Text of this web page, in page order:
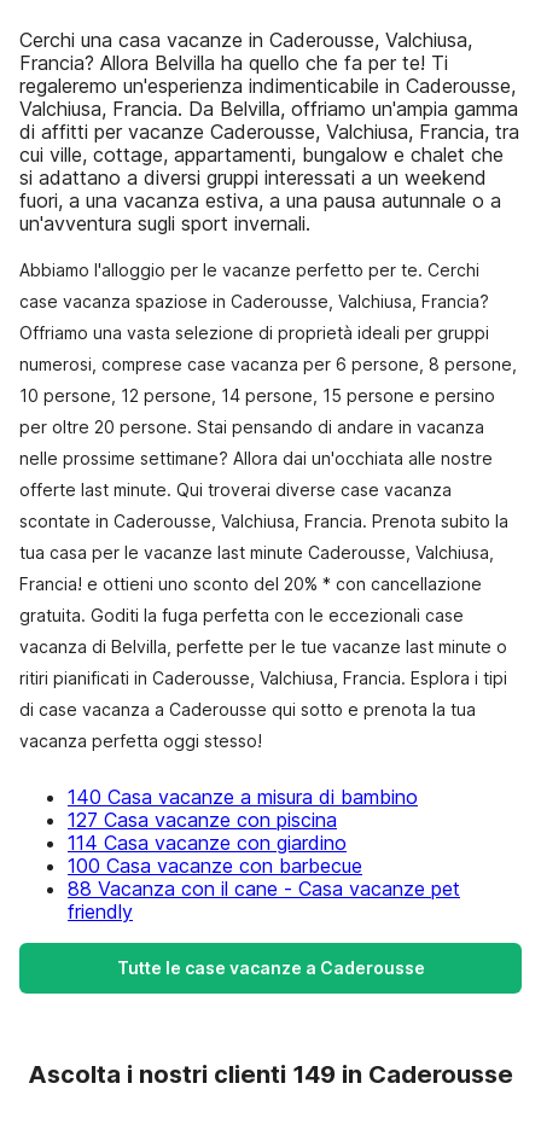
Cerchi una casa vacanze in Caderousse, Valchiusa,
Francia? Allora Belvilla ha quello che fa per te! Ti
regaleremo un'esperienza indimenticabile in Caderousse,
Valchiusa, Francia. Da Belvilla, offriamo un'ampia gamma
di affitti per vacanze Caderousse, Valchiusa, Francia, tra
cui ville, cottage, appartamenti, bungalow e chalet che
si adattano a diversi gruppi interessati a un weekend
fuori, a una vacanza estiva, a una pausa autunnale o a
un'avventura sugli sport invernali.
Abbiamo l'alloggio per le vacanze perfetto per te. Cerchi
case vacanza spaziose in Caderousse, Valchiusa, Francia?
Offriamo una vasta selezione di proprietà ideali per gruppi
numerosi, comprese case vacanza per 6 persone, 8 persone,
10 persone, 12 persone, 14 persone, 15 persone e persino
per oltre 20 persone. Stai pensando di andare in vacanza
nelle prossime settimane? Allora dai un'occhiata alle nostre
offerte last minute. Qui troverai diverse case vacanza
scontate in Caderousse, Valchiusa, Francia. Prenota subito la
tua casa per le vacanze last minute Caderousse, Valchiusa,
Francia! e ottieni uno sconto del 20% * con cancellazione
gratuita. Goditi la fuga perfetta con le eccezionali case
vacanza di Belvilla, perfette per le tue vacanze last minute o
ritiri pianificati in Caderousse, Valchiusa, Francia. Esplora i tipi
di case vacanza a Caderousse qui sotto e prenota la tua
vacanza perfetta oggi stesso!
140 Casa vacanze a misura di bambino
127 Casa vacanze con piscina
114 Casa vacanze con giardino
100 Casa vacanze con barbecue
88 Vacanza con il cane - Casa vacanze pet
friendly
Tutte le case vacanze a Caderousse
Ascolta i nostri clienti 149 in Caderousse